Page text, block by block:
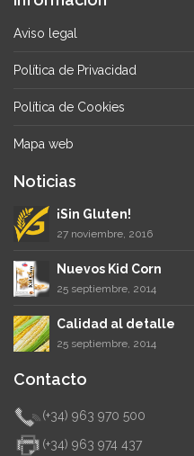
Aviso legal
Política de Privacidad
Política de Cookies
Mapa web
Noticias
¡Sin Gluten!
27 noviembre, 2016
Nuevos Kid Corn
25 septiembre, 2014
Calidad al detalle
25 septiembre, 2014
Contacto
(+34) 963 970 500
(+34) 963 974 437